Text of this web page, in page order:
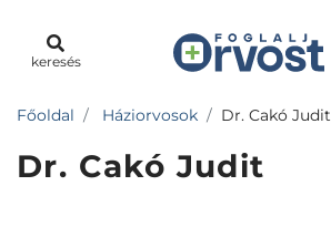
keresés
Főoldal Háziorvosok Dr. Cakó Judit
Dr. Cakó Judit